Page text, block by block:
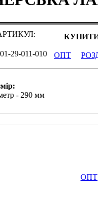
29-011-010 ОПТ
- 290 мм
ОПТ